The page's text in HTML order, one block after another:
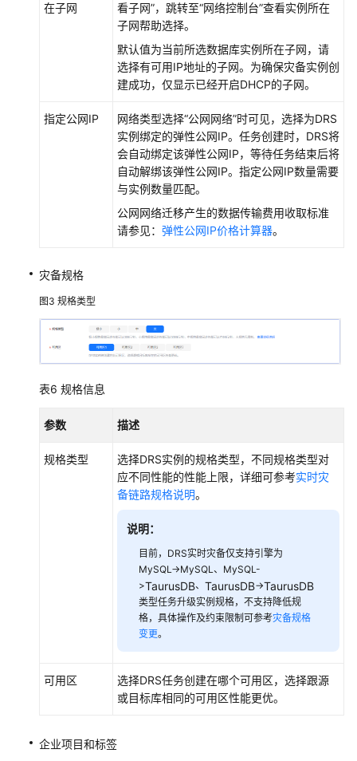
在子网
看子网”，跳转至“网络控制台”查看实例所在
子网帮助选择。
默认值为当前所选数据库实例所在子网，请
选择有可用IP地址的子网。为确保灾备实例创
建成功，仅显示已经开启DHCP的子网。
指定公网IP 网络类型选择“公网网络”时可见，选择为DRS
实例绑定的弹性公网IP。任务创建时，DRS将
会自动绑定该弹性公网IP，等待任务结束后将
自动解绑该弹性公网IP。指定公网IP数量需要
与实例数量匹配。
公网网络迁移产生的数据传输费用收取标准
请参见： 弹性公网IP价格计算器。
灾备规格
图3 规格类型
表6 规格信息
参数 描述
规格类型
选择DRS实例的规格类型，不同规格类型对
应不同性能的性能上限，详细可参考实时灾
备链路规格说明。
说明：
目前，DRS实时灾备仅支持引擎为
MySQL->MySQL、MySQL-
>TaurusDB、 TaurusDB->TaurusDB
类型任务升级实例规格，不支持降低规
格，具体操作及约束限制可参考灾备规格
变更。
可用区
选择DRS任务创建在哪个可用区，选择跟源
或目标库相同的可用区性能更优。
企业项目和标签